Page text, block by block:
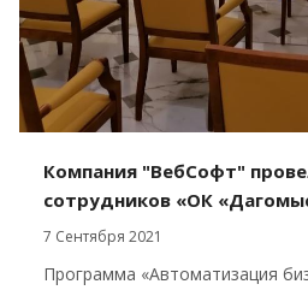
Компания "ВебСофт"
сотрудников «ОК
7 Сентября 2021
Программа «Автоматизация